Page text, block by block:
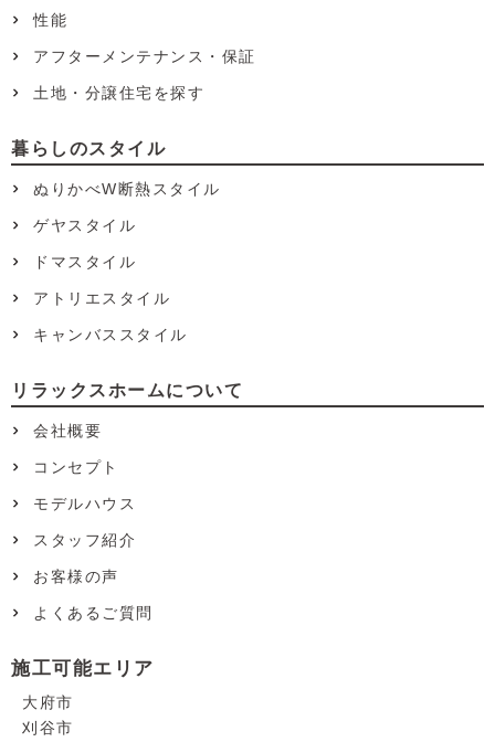
性能
アフターメンテナンス・保証
土地・分譲住宅を探す
暮らしのスタイル
ぬりかべW断熱スタイル
ゲヤスタイル
ドマスタイル
アトリエスタイル
キャンバススタイル
リラックスホームについて
会社概要
コンセプト
モデルハウス
スタッフ紹介
お客様の声
よくあるご質問
施工可能エリア
大府市
刈谷市